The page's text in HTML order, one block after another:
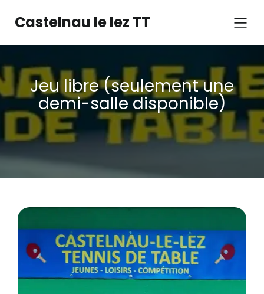
Castelnau le lez TT
Jeu libre (seulement une
demi-salle disponible)